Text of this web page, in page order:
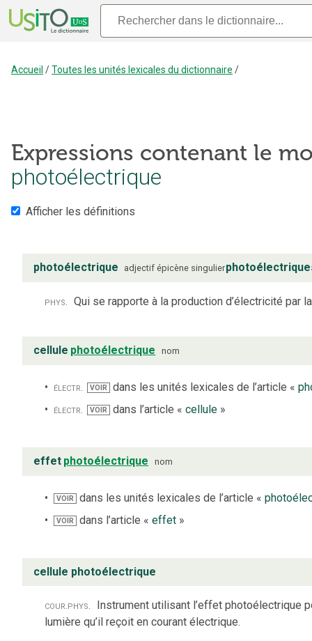
Accueil /Toutes les unités lexicales du dictionnaire /
Expressions contenant le
photoélectrique
Afficher les définitions
photoélectrique adjectif épicène singulier
phys. Qui se rapporte à la production d’électricité par
cellule photoélectrique nom
électr. VOIR dans les unités lexicales de l’article «
électr.
VOIR dans l’article « cellule»
effet photoélectrique nom
VOIR dans les unités lexicales de l’article «
VOIR dans l’article «effet »
cellule photoélectrique
cour.phys. Instrument utilisant l’effet photoélectrique
lumière qu’il reçoit en courant électrique.